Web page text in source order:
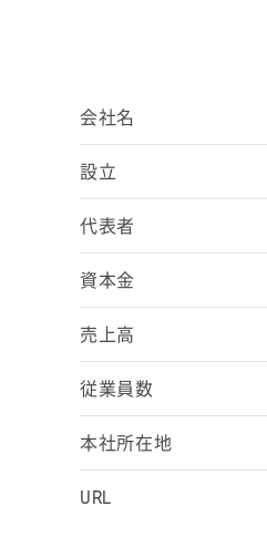
会社名
設立
代表者
資本金
売上高
従業員数
本社所在地
URL